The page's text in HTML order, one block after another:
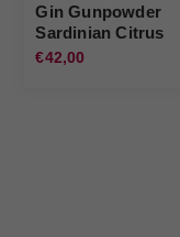
Gin Gunpowder
Sardinian Citrus
Gunpowder
€42,00